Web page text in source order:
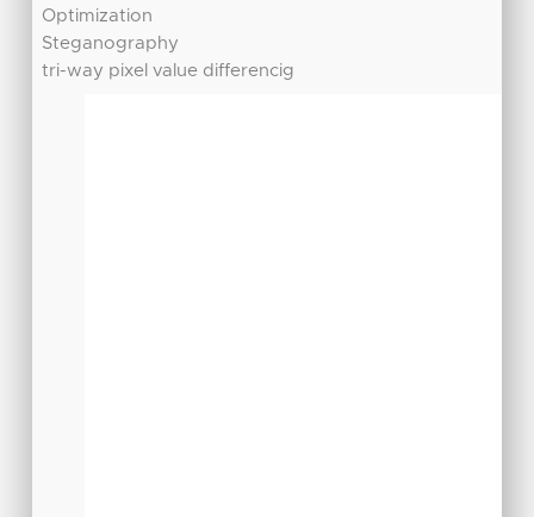
Optimization
Steganography
tri-way pixel value differencig